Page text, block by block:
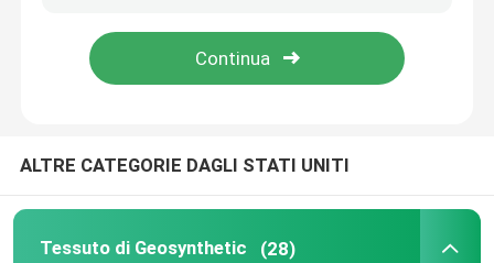
video
ALTRE CATEGORIE DAGLI STATI UNITI
Tessuto di Geosynthetic (28)